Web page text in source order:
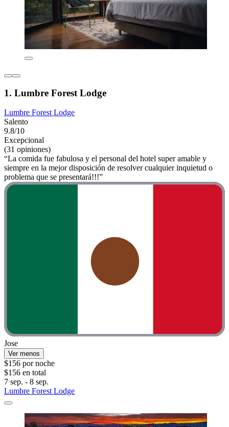
1. Lumbre Forest Lodge
Lumbre Forest Lodge
Salento
9.8/10
Excepcional
(31 opiniones)
“La comida fue fabulosa y el personal del hotel super amable y
siempre en la mejor disposición de resolver cualquier inquietud o
problema que se presentará!!!”
Jose
Ver menos
$156 por noche
$156 en total
7 sep. - 8 sep.
Lumbre Forest Lodge